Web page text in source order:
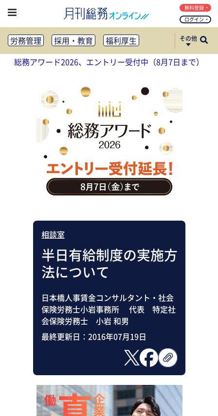
ログイン
無料登録
労務管理 採用・教育
福利厚生
健康経営
働き方改革
法務・コンプライアンス
リスクマネジメント・BCP
社外・社内広報
社外・社内コミュニケーション活性化
FM・オフィス移転
CSR・SDGs
テクノロジー活用・DX
助成金・補助金・コスト削減
アウトソーシング・BPO
調査・レポート
その他
総務アワード2026、エントリー受付中（8月7日まで）
相談室
半日有給制度の実施方
法について
日本橋人事賃金コンサルタント・社会
保険労務士小岩事務所 代表 特定社
会保険労務士 小岩 和男
最終更新日： 2016年07月19日